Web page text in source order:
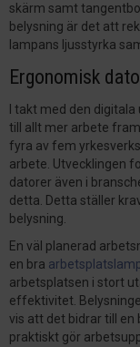
skärm samt
belysning är det att
lampans ljusstyrka
Ergonomisk
I takt med den
till allt mer arbete
fyra av fem
arbete. Utvecklingen
datorer även i
detta. Detta ställer
belysning.
En väl planerad
en bra
arbetsplatsen i stort
effektivitet.
vis att det bidrar till en
praktiskt gör